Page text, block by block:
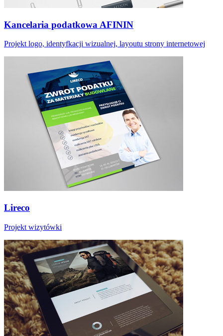
Kancelaria podatkowa AFININ
Projekt logo, identyfkacji wizualnej, layoutu strony internetowej
Lireco
Projekt wizytówki